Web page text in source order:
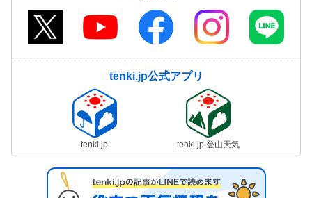
tenki.jp公式アプリ
tenki.jp tenki.jp 登山天気